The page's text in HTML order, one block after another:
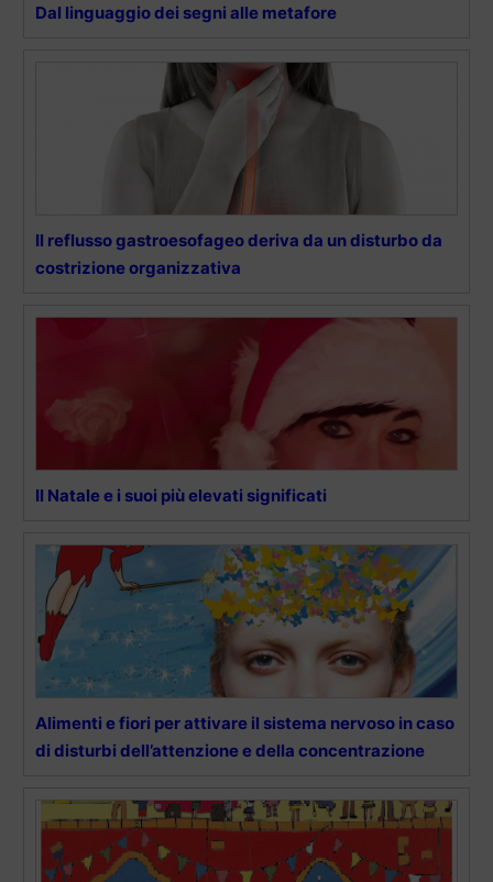
Dal linguaggio dei segni alle metafore
Il reflusso gastroesofageo deriva da un disturbo da
costrizione organizzativa
Il Natale e i suoi più elevati significati
Alimenti e fiori per attivare il sistema nervoso in caso
di disturbi dell’attenzione e della concentrazione